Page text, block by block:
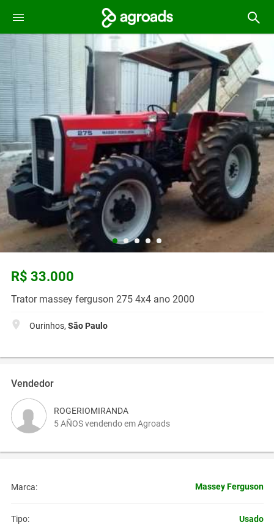
R$ 33.000
Trator massey ferguson 275 4x4 ano 2000
Ourinhos, São Paulo
Vendedor
ROGERIOMIRANDA
5 AÑOS vendendo em Agroads
Marca: Massey Ferguson
Tipo: Usado